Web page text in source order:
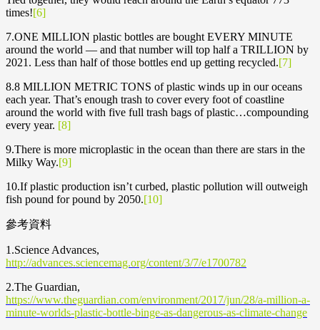
times![6]
7.ONE MILLION plastic bottles are bought EVERY MINUTE
around the world — and that number will top half a TRILLION by
2021. Less than half of those bottles end up getting recycled.[7]
8.8 MILLION METRIC TONS of plastic winds up in our oceans
each year. That’s enough trash to cover every foot of coastline
around the world with five full trash bags of plastic…compounding
every year. [8]
9.There is more microplastic in the ocean than there are stars in the
Milky Way.[9]
10.If plastic production isn’t curbed, plastic pollution will outweigh
fish pound for pound by 2050.[10]
參考資料
1.Science Advances,
http://advances.sciencemag.org/content/3/7/e1700782
2.The Guardian,
https://www.theguardian.com/environment/2017/jun/28/a-million-a-
minute-worlds-plastic-bottle-binge-as-dangerous-as-climate-change